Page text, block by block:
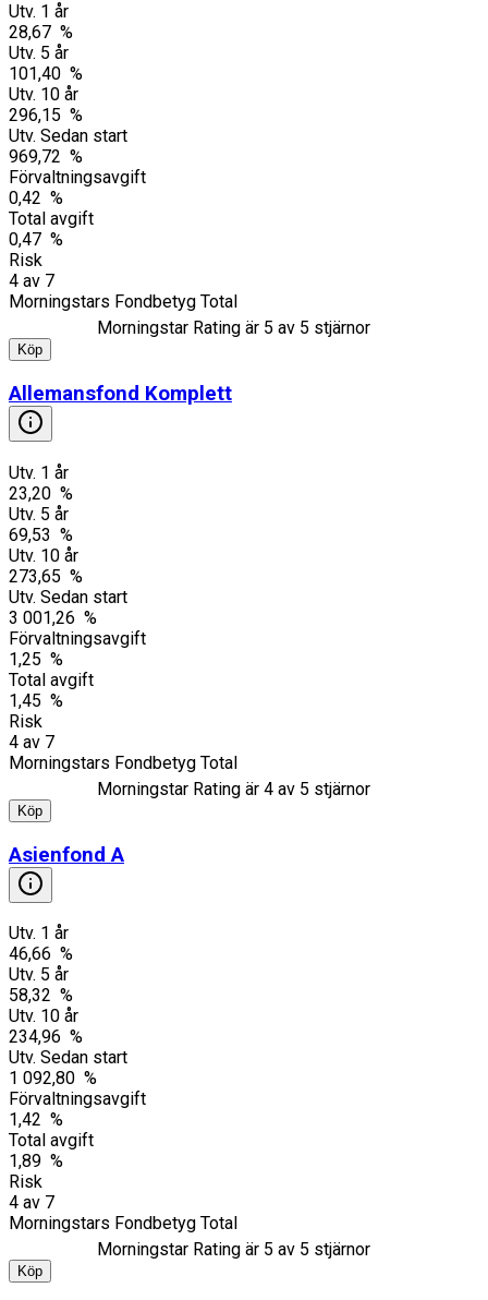
Utv. 1 år
28,67 %
Utv. 5 år
101,40 %
Utv. 10 år
296,15 %
Utv. Sedan start
969,72 %
Förvaltningsavgift
0,42 %
Total avgift
0,47 %
Risk
4 av 7
Morningstars Fondbetyg Total
Morningstar Rating är 5 av 5 stjärnor
Köp
Allemansfond Komplett
Utv. 1 år
23,20 %
Utv. 5 år
69,53 %
Utv. 10 år
273,65 %
Utv. Sedan start
3 001,26 %
Förvaltningsavgift
1,25 %
Total avgift
1,45 %
Risk
4 av 7
Morningstars Fondbetyg Total
Morningstar Rating är 4 av 5 stjärnor
Köp
Asienfond A
Utv. 1 år
46,66 %
Utv. 5 år
58,32 %
Utv. 10 år
234,96 %
Utv. Sedan start
1 092,80 %
Förvaltningsavgift
1,42 %
Total avgift
1,89 %
Risk
4 av 7
Morningstars Fondbetyg Total
Morningstar Rating är 5 av 5 stjärnor
Köp